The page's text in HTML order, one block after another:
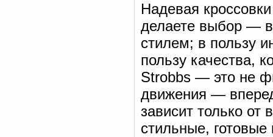
Надевая
делаете выбор — в
стилем; в пользу
пользу качества,
Strobbs — это не
движения —
зависит только
стильные,